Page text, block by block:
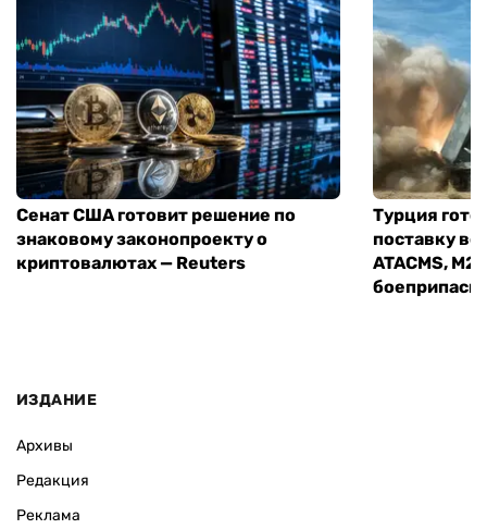
Сенат США готовит решение по
знаковому законопроекту о
криптовалютах — Reuters
Турция
поставку
ATACMS,
боеприпасы
ИЗДАНИЕ
Архивы
Редакция
Реклама